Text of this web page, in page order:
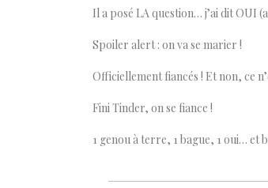
Il a posé LA question… j’ai dit OUI
Spoiler alert : on va se marier !
Officiellement fiancés ! Et non, ce
Fini Tinder, on se fiance !
1 genou à terre, 1 bague, 1 oui… et